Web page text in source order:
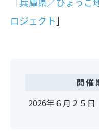
ロジェクト］
開催
2026年６月２５日